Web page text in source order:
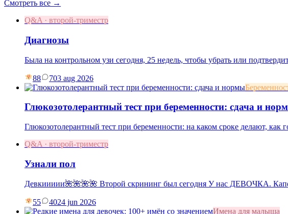
Смотреть все →
Q&A · второй-триместр
Диагнозы
Была на контрольном узи сегодня, 25 недель, чтобы убрать или
88 703 aug 2026
Глюкозотолерантный тест при беременности: сдача и
Глюкозотолерантный тест при беременности: на каком сроке делают,
Q&A · второй-триместр
Узнали пол
Девкиииии🌺🌺🌺🌺 Второй скрининг был сегодня У нас ДЕВОЧКА.
55 4024 jun 2026
Имена для малыша